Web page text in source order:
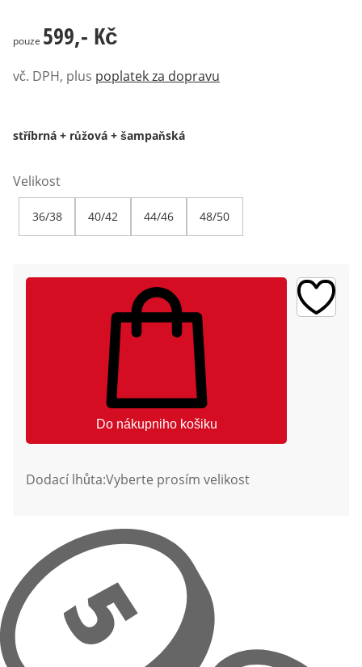
599,- Kč
pouze 599,- Kč
vč. DPH, plus poplatek za dopravu
stříbrná + růžová + šampaňská
Velikost
36/38 40/42 44/46 48/50
Do nákupniho košiku
Dodací lhůta:Vyberte prosím velikost